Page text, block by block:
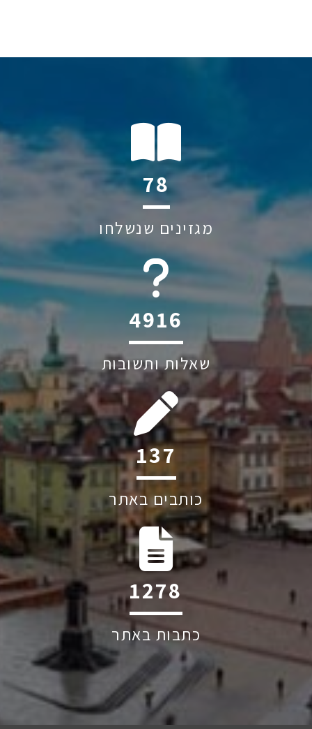
121
מגזינים שנשלחו
6044
שאלות ותשובות
212
כותבים באתר
1971
כתבות באתר